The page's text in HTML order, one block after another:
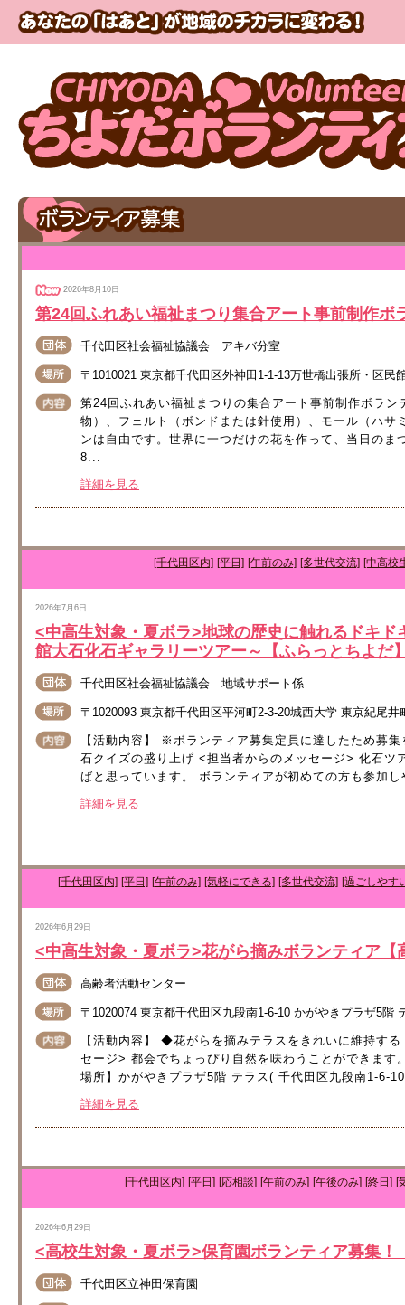
2026年8月10日
第24回ふれあい福祉まつり集合アート事前制作ボ
千代田区社会福祉協議会 アキバ分室
〒1010021 東京都千代田区外神田1-1-13万世橋出張所・区民
第24回ふれあい福祉まつりの集合アート事前制作ボラ
物）、フェルト（ボンドまたは針使用）、モール（ハ
ンは自由です。世界に一つだけの花を作って、当日の
8...
詳細を見る
[千代田区内] [平日] [午前のみ] [多世代交流] [中高校
2026年7月6日
<中高生対象・夏ボラ>地球の歴史に触れるドキ
館大石化石ギャラリーツアー～【ふらっとちよだ
千代田区社会福祉協議会 地域サポート係
〒1020093 東京都千代田区平河町2-3-20城西大学 東京紀尾
【活動内容】 ※ボランティア募集定員に達したため
石クイズの盛り上げ <担当者からのメッセージ> 化石ツ
ばと思っています。 ボランティアが初めての方も参加
詳細を見る
[千代田区内] [平日] [午前のみ] [気軽にできる] [多世代交流] [過ごしやす
2026年6月29日
<中高生対象・夏ボラ>花がら摘みボランティア【
高齢者活動センター
〒1020074 東京都千代田区九段南1-6-10 かがやきプラザ5階
【活動内容】 ◆花がらを摘みテラスをきれいに維持す
セージ> 都会でちょっぴり自然を味わうことができま
場所】かがやきプラザ5階 テラス( 千代田区九段南1-
詳細を見る
[千代田区内] [平日] [応相談] [午前のみ] [午後のみ] [終日] [
2026年6月29日
<高校生対象・夏ボラ>保育園ボランティア募集！
千代田区立神田保育園